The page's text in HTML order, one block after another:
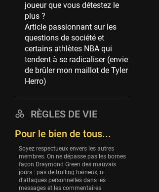
Memphis Grizzlies
39 sessions
Cleveland Cavaliers
Orlando Magic
36 sessions
Euroleague
34 sessions
Charlotte Hornets
Houston Rockets
31 sessions
Washington Wizards
29 sessions
joueur que vous détestez le
plus ?
Article passionnant sur les
questions de société et
certains athlètes NBA qui
tendent à se radicaliser (envie
de brûler mon maillot de Tyler
Herro)
RÈGLES DE VIE
Pour le bien de tous...
Soyez respectueux envers les autres
membres. On ne dépasse pas les bornes
façon Draymond Green des mauvais
jours : pas de trolling haineux, ni
d’attaques personnelles dans les
messages et les commentaires.